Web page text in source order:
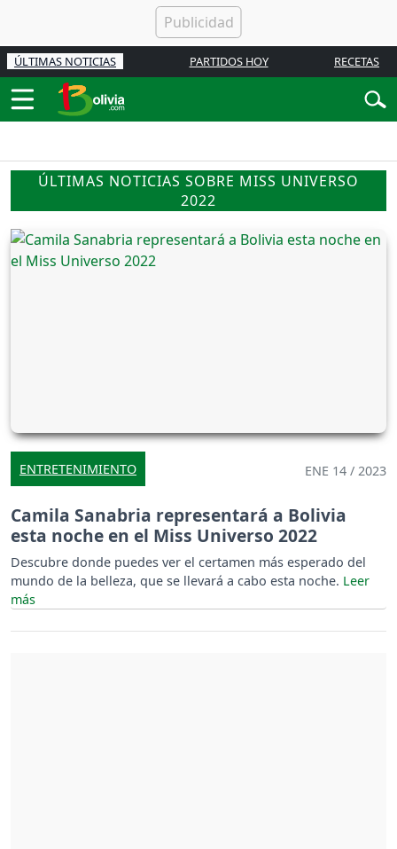
ÚLTIMAS NOTICIAS PARTIDOS HOY RECETAS
ÚLTIMAS NOTICIAS SOBRE MISS UNIVERSO
2022
ENTRETENIMIENTO ENE 14 / 2023
Camila Sanabria representará a Bolivia
esta noche en el Miss Universo 2022
Descubre donde puedes ver el certamen más esperado del
mundo de la belleza, que se llevará a cabo esta noche.